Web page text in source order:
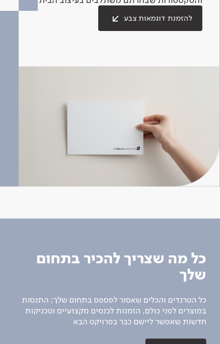
להזמנת דוגמאות צבע
כל מה שצריך להכיר בתחום
שלך
כל הטרנדים והכלים שאסור לפספס בתחום שלך: התנסות
במוצרים לפני כולם, הזמנות לכנסים מקצועיים וטכניקות
חדשות שאפשר ליישם כבר בפרויקט הבא